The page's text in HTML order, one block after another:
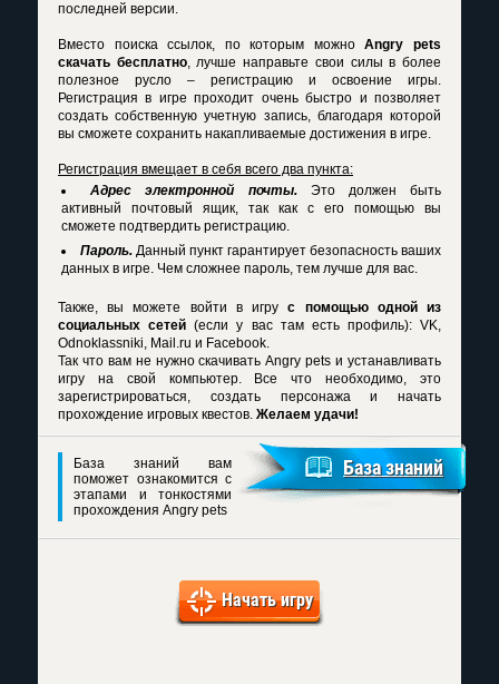
последней версии.
Вместо поиска ссылок, по которым можноAngry pets
скачать бесплатно, лучше направьте свои силы в более
полезное русло – регистрацию и освоение игры.
Регистрация в игре проходит очень быстро и позволяет
создать собственную учетную запись, благодаря которой
вы сможете сохранить накапливаемые достижения в игре.
Регистрация вмещает в себя всего два пункта:
Адрес электронной почты.Это должен быть
активный почтовый ящик, так как с его помощью вы
сможете подтвердить регистрацию.
Пароль. Данный пункт гарантирует безопасность ваших
данных в игре. Чем сложнее пароль, тем лучше для вас.
Также, вы можете войти в игрус помощью одной из
социальных сетей (если у вас там есть профиль): VK,
Odnoklassniki, Mail.ru и Facebook.
Так что вам не нужноскачивать Angry pets и устанавливать
игру на свой компьютер. Все что необходимо, это
зарегистрироваться, создать персонажа и начать
прохождение игровых квестов. Желаем удачи!
База знаний вам
поможет ознакомится с
этапами и тонкостями
прохождения Angry pets
База знаний
Начать игру